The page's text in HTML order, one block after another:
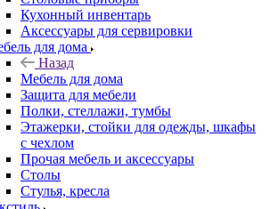
Кухонный инвентарь
Аксессуары для сервировки
для дома
Назад
Мебель для дома
Защита для мебели
Полки, стеллажи, тумбы
Этажерки, стойки для одежды, шкафы
с чехлом
Прочая мебель и аксессуары
Столы
Стулья, кресла